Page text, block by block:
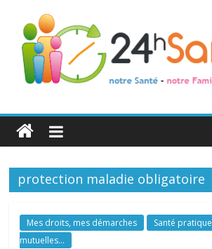
24h
Santé
La
de
toute
protection maladie obligatoire
Mes droits, mes démarches Santé pratique
mutuelles...